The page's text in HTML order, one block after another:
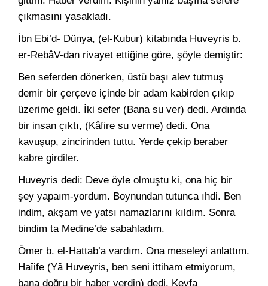
çıkmasını yasakladı.
İbn Ebi’d- Dünya, (el-Kubur) kitabında Huveyris b.
er-RebâV-dan rivayet ettiğine göre, şöyle demiştir:
Ben seferden dönerken, üstü başı alev tutmuş
demir bir çer­çeve içinde bir adam kabirden çıkıp
üzerime geldi. İki sefer (Ba­na su ver) dedi. Ardında
bir insan çıktı, (Kâfire su verme) dedi. Ona
kavuşup, zincirinden tuttu. Yerde çekip beraber
kabre girdiler.
Huveyris dedi: Deve öyle olmuştu ki, ona hiç bir
şey yapaım-yordum. Boynundan tutunca ıhdi. Ben
indim, akşam ve yatsı na­mazlarını kıldım. Sonra
bindim ta Medine’de sabahladım.
Ömer b. el-Hattab’a vardım. Ona meseleyi anlattım.
Haîife (Yâ Huveyris, ben seni ittiham etmiyorum,
bana doğru bir ha­ber verdin) dedi. Keyfa